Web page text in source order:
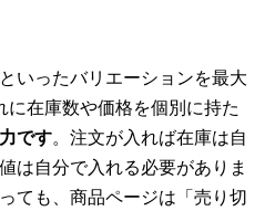
いったバリエーションを最大
在庫数や価格を個別に持た
です。注文が入れば在庫は自
は自分で入れる必要がありま
ても、商品ページは「売り切